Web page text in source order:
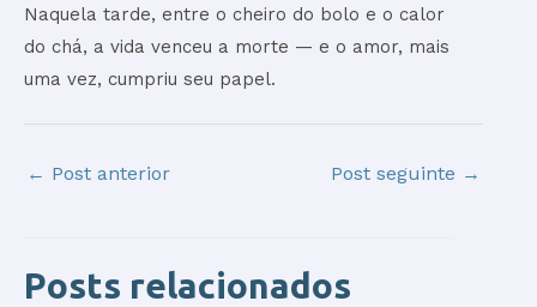
Naquela tarde, entre o cheiro do bolo e o calor
do chá, a vida venceu a morte — e o amor, mais
uma vez, cumpriu seu papel.
← Post anterior Post seguinte →
Posts relacionados